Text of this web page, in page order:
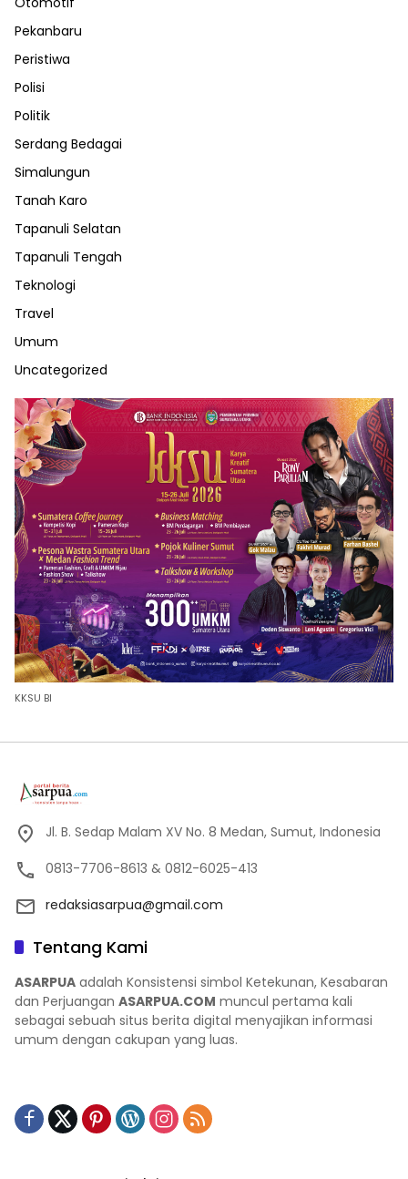
Pekanbaru
Peristiwa
Polisi
Politik
Serdang Bedagai
Simalungun
Tanah Karo
Tapanuli Selatan
Tapanuli Tengah
Teknologi
Travel
Umum
Uncategorized
KKSU BI
Jl. B. Sedap Malam XV No. 8 Medan, Sumut, Indonesia
0813-7706-8613 & 0812-6025-413
redaksiasarpua@gmail.com
Tentang Kami
ASARPUA adalah Konsistensi simbol Ketekunan, Kesabaran
dan Perjuangan ASARPUA.COM muncul pertama kali
sebagai sebuah situs berita digital menyajikan informasi
umum dengan cakupan yang luas.